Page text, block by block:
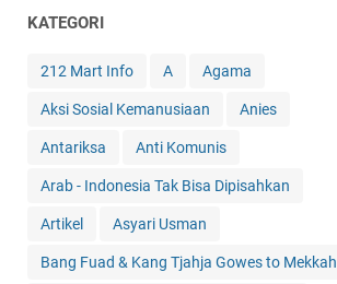
KATEGORI
212 Mart Info A Agama
Aksi Sosial Kemanusiaan Anies
Antariksa Anti Komunis
Arab - Indonesia Tak Bisa Dipisahkan
Artikel Asyari Usman
Bang Fuad & Kang Tjahja Gowes to Mekkah